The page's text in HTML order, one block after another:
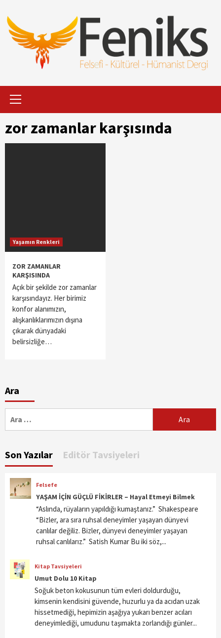
Geç
Primary
zor zamanlar karşısında
Yaşamın Renkleri
ZOR ZAMANLAR
KARŞISINDA
Açık bir şekilde zor zamanlar
karşısındayız. Her birimiz
konfor alanımızın,
alışkanlıklarımızın dışına
çıkarak dünyadaki
belirsizliğe…
Ara
Son Yazılar Editör Tavsiyeleri
Felsefe
YAŞAM İÇİN GÜÇLÜ FİKİRLER – Hayal Etmeyi Bilmek
“Aslında, rüyaların yapıldığı kumaştanız.” Shakespeare
“Bizler, ara sıra ruhsal deneyimler yaşayan dünyevi
canlılar değiliz. Bizler, dünyevi deneyimler yaşayan
ruhsal canlılarız.” Satish Kumar Bu iki söz,...
Kitap Tavsiyeleri
Umut Dolu 10 Kitap
Soğuk beton kokusunun tüm evleri doldurduğu,
kimsenin kendisini güvende, huzurlu ya da acıdan uzak
hissetmediği, hepimizin aşağıya yukarı benzer acıları
deneyimlediği, umudunu taşımakta zorlandığı günler...